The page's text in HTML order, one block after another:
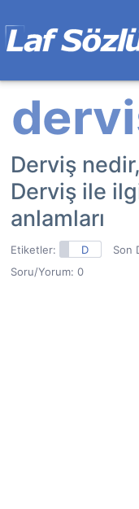
Derviş
Derviş ile
anlamları
Etiketler: D Son
Soru/Yorum: 0